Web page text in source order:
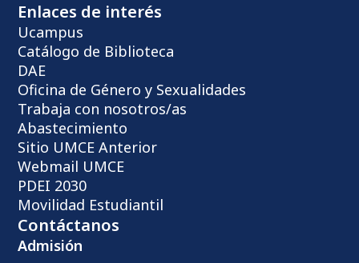
Enlaces de interés
Ucampus
Catálogo de Biblioteca
DAE
Oficina de Género y Sexualidades
Trabaja con nosotros/as
Abastecimiento
Sitio UMCE Anterior
Webmail UMCE
PDEI 2030
Movilidad Estudiantil
Contáctanos
Admisión